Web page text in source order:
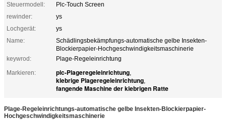
Steuermodell:
Plc-Touch Screen
rewinder:
ys
Lochgerät:
ys
Name:
Schädlingsbekämpfungs-automatische gelbe Insekten-
Blockierpapier-Hochgeschwindigkeitsmaschinerie
keywrod:
Plage-Regeleinrichtung
Markieren:
plc-Plageregeleinrichtung,
klebrige Plageregeleinrichtung,
fangende Maschine der klebrigen Ratte
Plage-Regeleinrichtungs-automatische gelbe Insekten-Blockierpapier-
Hochgeschwindigkeitsmaschinerie